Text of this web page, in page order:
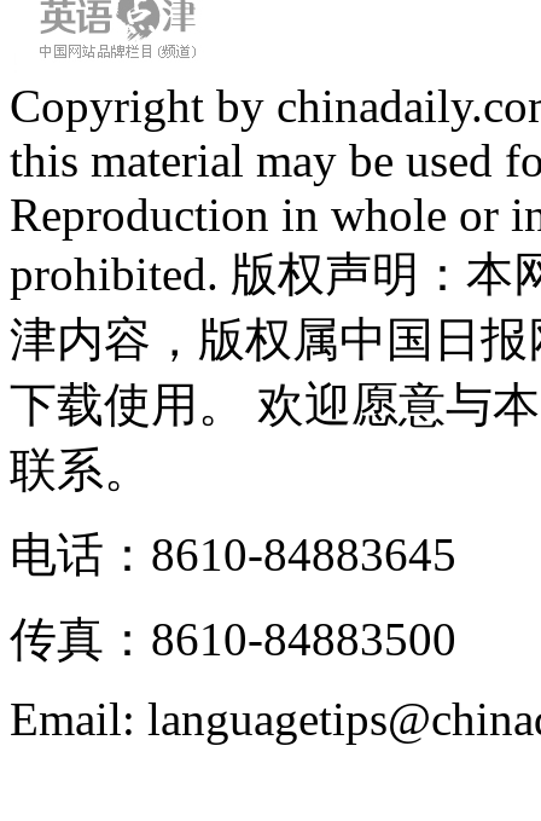
Copyright by
this material may be used
Reproduction in whole or
prohibited. 版权声明：
津内容，版权属中国日
下载使用。 欢迎愿意与
联系。
电话：8610-84883645
传真：8610-84883500
Email: